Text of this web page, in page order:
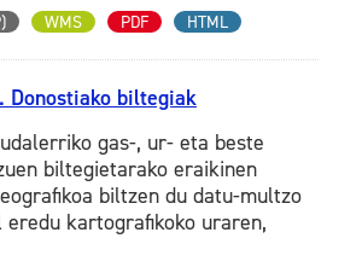
WMS PDF HTML
Donostiako biltegiak
gas-, ur- eta beste
biltegietarako eraikinen
biltzen du datu-multzo
eredu kartografikoko uraren,